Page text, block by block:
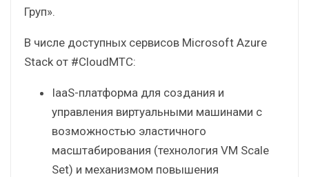
Груп».
В числе доступных сервисов Microsoft Azure
Stack от #CloudМТС:
IaaS-платформа для создания и
управления виртуальными машинами с
возможностью эластичного
масштабирования (технология VM Scale
Set) и механизмом повышения